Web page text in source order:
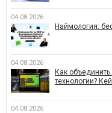
04.08.2026
Наймология:
04.08.2026
Как
технологии?
04.08.2026